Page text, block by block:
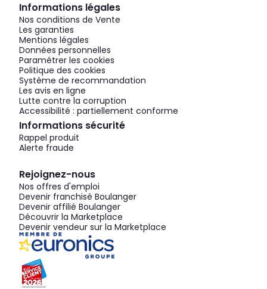
Informations légales
Nos conditions de Vente
Les garanties
Mentions légales
Données personnelles
Paramétrer les cookies
Politique des cookies
Système de recommandation
Les avis en ligne
Lutte contre la corruption
Accessibilité : partiellement conforme
Informations sécurité
Rappel produit
Alerte fraude
Rejoignez-nous
Nos offres d'emploi
Devenir franchisé Boulanger
Devenir affilié Boulanger
Découvrir la Marketplace
Devenir vendeur sur la Marketplace